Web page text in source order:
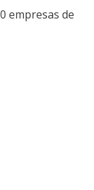
empresas de